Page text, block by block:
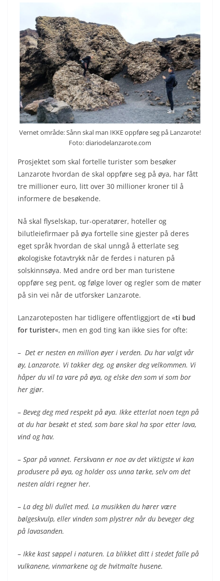
Vernet område: Sånn skal man IKKE oppføre seg på Lanzarote!
Foto: diariodelanzarote.com
Prosjektet som skal fortelle turister som besøker
Lanzarote hvordan de skal oppføre seg på øya, har fått
tre millioner euro, litt over 30 millioner kroner til å
informere de besøkende.
Nå skal flyselskap, tur-operatører, hoteller og
bilutleiefirmaer på øya fortelle sine gjester på deres
eget språk hvordan de skal unngå å etterlate seg
økologiske fotavtrykk når de ferdes i naturen på
solskinnsøya. Med andre ord ber man turistene
oppføre seg pent, og følge lover og regler som de møter
på sin vei når de utforsker Lanzarote.
Lanzaroteposten har tidligere offentliggjort de «ti bud
for turister«, men en god ting kan ikke sies for ofte:
– Det er nesten en million øyer i verden. Du har valgt vår
øy, Lanzarote. Vi takker deg, og ønsker deg velkommen. Vi
håper du vil ta vare på øya, og elske den som vi som bor
her gjør.
– Beveg deg med respekt på øya. Ikke etterlat noen tegn på
at du har besøkt et sted, som bare skal ha spor etter lava,
vind og hav.
– Spar på vannet. Ferskvann er noe av det viktigste vi kan
produsere på øya, og holder oss unna tørke, selv om det
nesten aldri regner her.
– La deg bli dullet med. La musikken du hører være
bølgeskvulp, eller vinden som plystrer når du beveger deg
på lavasanden.
– Ikke kast søppel i naturen. La blikket ditt i stedet falle på
vulkanene, vinmarkene og de hvitmalte husene.